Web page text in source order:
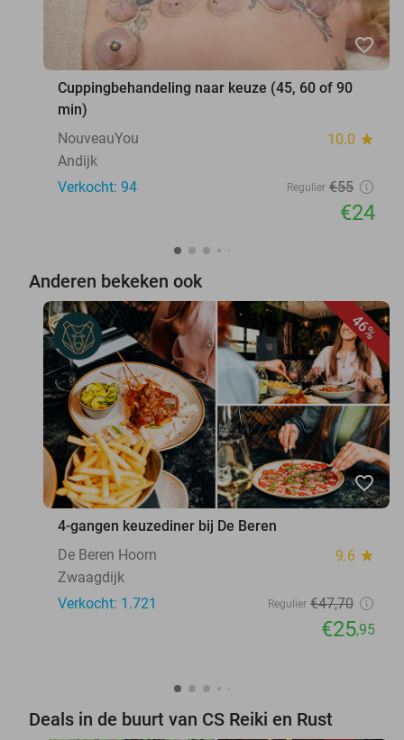
favorite_border
Cuppingbehandeling naar keuze (45, 60 of 90
min)
NouveauYou
10.0 star
Andijk
Verkocht: 94
Regulier €55
€24
Anderen bekeken ook
46%
favorite_border
4-gangen keuzediner bij De Beren
De Beren Hoorn
9.6 star
Zwaagdijk
Verkocht: 1.721
Regulier €47,70
€25,95
Deals in de buurt van CS Reiki en Rust